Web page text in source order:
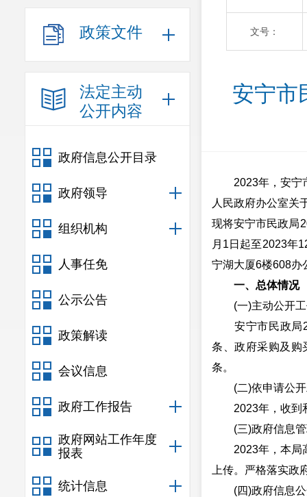
政策文件
法定主动
公开内容
政府信息公开目录
政府领导
组织机构
人事任免
公示公告
政策解读
会议信息
政府工作报告
政府网站工作年度
报表
统计信息
文号：
安宁市
2023年，安宁
人民政府办公室关
现将安宁市民政局
月1日起至2023年
宁湖大厦6楼608办
一、总体情况
(一)主动公开工
安宁市民政局
条、政府采购及购
条。
(二)依申请公开
2023年，收到和
(三)政府信息管
2023年，本局高
上传。严格落实
(四)政府信息公